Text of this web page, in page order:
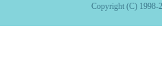
Copyright (C) 1998-